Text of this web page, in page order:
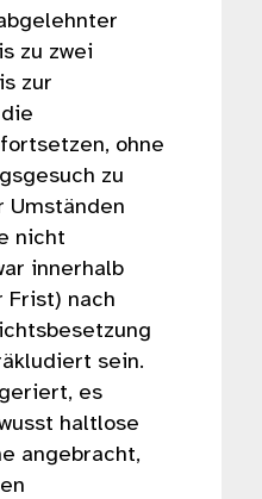
zu zwei
zur
ohne
zu
Umständen
nicht
innerhalb
Frist) nach
sein.
es
haltlose
angebracht,